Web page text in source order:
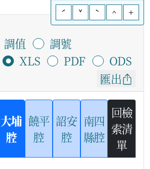
ˊ
ˇ ˋ ^ +
調值
調號
XLS
PDF
ODS
匯出
大埔
腔
饒平
腔
詔安
腔
南四
縣腔
回檢
索清
單